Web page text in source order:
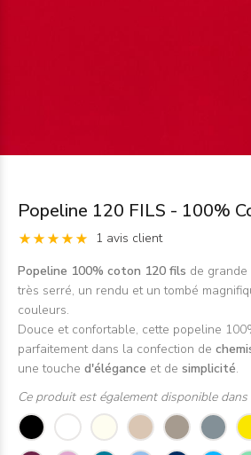
Popeline 120 FILS - 100%
1 avis client
Popeline 100% coton 120 fils de grande
très serré, un rendu et un tombé
couleurs.
Douce et confortable, cette popeline
parfaitement dans la confection de
une touche d'élégance et de simplicité.
Ce produit est également disponible